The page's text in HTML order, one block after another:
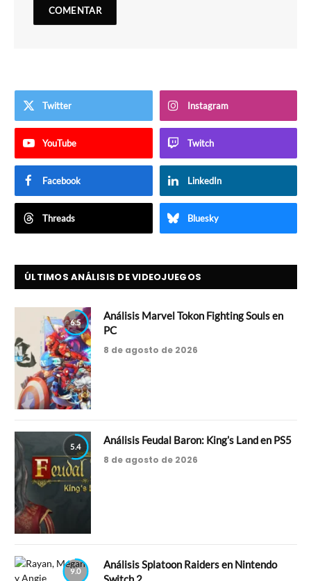
Twitter Instagram
YouTube Twitch
Facebook LinkedIn
Threads Bluesky
ÚLTIMOS ANÁLISIS DE VIDEOJUEGOS
6.5
Análisis Marvel Tokon Fighting Souls en
PC
8 de agosto de 2026
5.4
Análisis Feudal Baron: King’s Land en PS5
8 de agosto de 2026
9.0
Análisis Splatoon Raiders en Nintendo